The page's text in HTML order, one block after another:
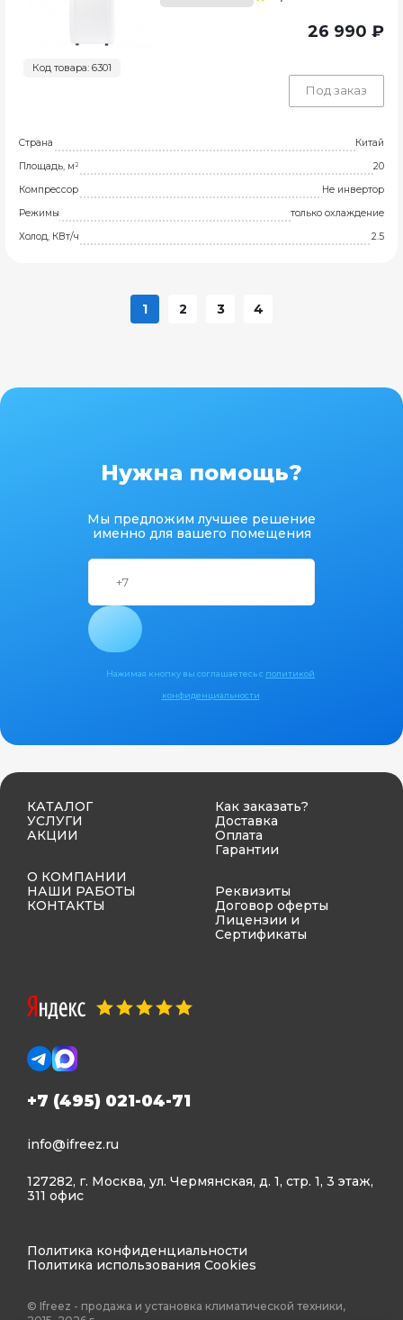
Код товара: 6301
26 990 ₽
Под заказ
Страна
Китай
Площадь, м²
20
Компрессор
Не инвертор
Режимы
только охлаждение
Холод, КВт/ч
2.5
1 2 3 4
Нужна помощь?
Мы предложим лучшее решение
именно для вашего помещения
Нажимая кнопку вы соглашаетесь с политикой
конфиденциальности
КАТАЛОГ
УСЛУГИ
АКЦИИ
О КОМПАНИИ
НАШИ РАБОТЫ
КОНТАКТЫ
Как заказать?
Доставка
Оплата
Гарантии
Реквизиты
Договор оферты
Лицензии и
Сертификаты
+7 (495) 021-04-71
info@ifreez.ru
127282, г. Москва, ул. Чермянская, д. 1, стр. 1, 3 этаж,
311 офис
Политика конфиденциальности
Политика использования Cookies
© Ifreez - продажа и установка климатической техники,